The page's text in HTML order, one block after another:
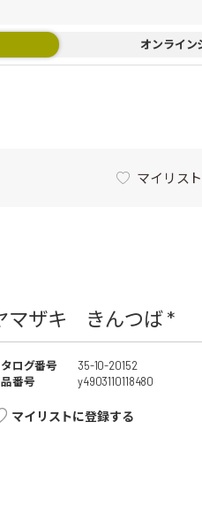
オンライン
マイリスト
マザキ きんつば *
ログ番号
35-10-20152
番号
y4903110118480
マイリストに登録する